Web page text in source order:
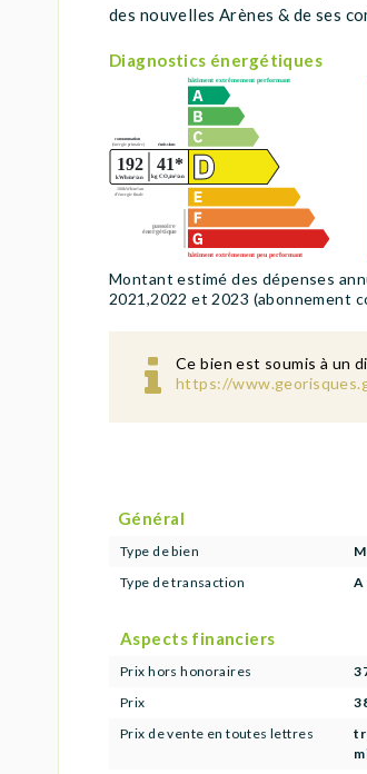
des nouvelles Arènes & de ses
Diagnostics énergétiques
Montant estimé des dépenses
2021,2022 et 2023 (abonnement
Ce bien est soumis à un
https://
Général
Type de bien
Type de transaction
A
Aspects financiers
Prix hors honoraires
Prix
Prix de vente en toutes lettres